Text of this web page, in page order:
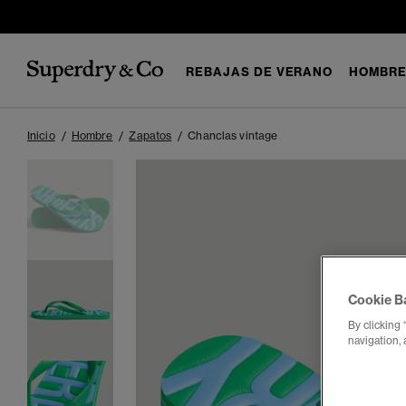
REBAJAS DE VERANO
Inicio Hombre Zapatos Chanclas vintage
Cookie
By clicking
navigation,